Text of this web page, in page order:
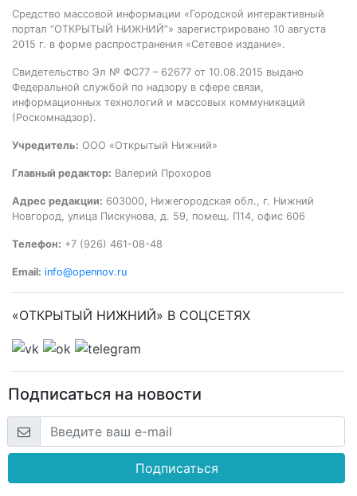
Средство массовой информации «Городской интерактивный
портал “ОТКРЫТЫЙ НИЖНИЙ”» зарегистрировано 10 августа
2015 г. в форме распространения «Сетевое издание».
Свидетельство Эл № ФС77 – 62677 от 10.08.2015 выдано
Федеральной службой по надзору в сфере связи,
информационных технологий и массовых коммуникаций
(Роскомнадзор).
Учредитель: ООО «Открытый Нижний»
Главный редактор: Валерий Прохоров
Адрес редакции: 603000, Нижегородская обл., г. Нижний
Новгород, улица Пискунова, д. 59, помещ. П14, офис 606
Телефон: +7 (926) 461-08-48
Email: info@opennov.ru
«ОТКРЫТЫЙ НИЖНИЙ» В СОЦСЕТЯХ
Подписаться на новости
Подписаться